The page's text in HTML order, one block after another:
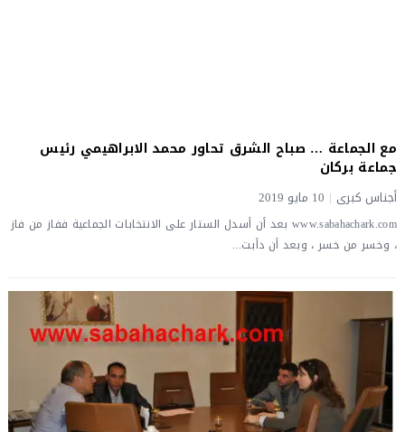
مع الجماعة … صباح الشرق تحاور محمد الابراهيمي رئيس
جماعة بركان
أجناس كبرى 10 مايو 2019
www.sabahachark.com بعد أن أسدل الستار على الانتخابات الجماعية ففاز من فاز
، وخسر من خسر ، وبعد أن دأبت...